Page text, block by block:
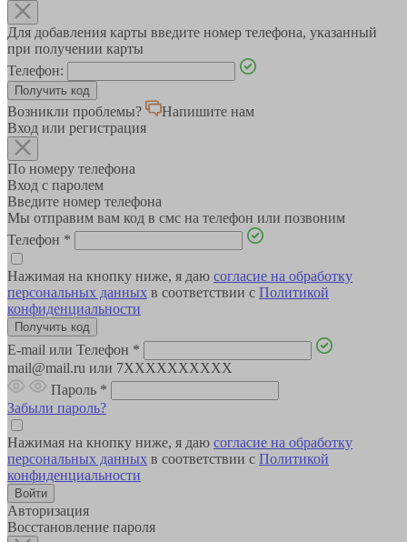
Для добавления карты введите номер телефона, указанный
при получении карты
Телефон:
Возникли проблемы?
Напишите нам
Вход или регистрация
По номеру телефона
Вход с паролем
Введите номер телефона
Мы отправим вам код в смс на телефон или позвоним
Телефон *
Нажимая на кнопку ниже, я даю согласие на обработку
персональных данных в соответствии с Политикой
конфиденциальности
E-mail или Телефон *
mail@mail.ru или 7XXXXXXXXXX
Пароль *
Забыли пароль?
Нажимая на кнопку ниже, я даю согласие на обработку
персональных данных в соответствии с Политикой
конфиденциальности
Авторизация
Восстановление пароля